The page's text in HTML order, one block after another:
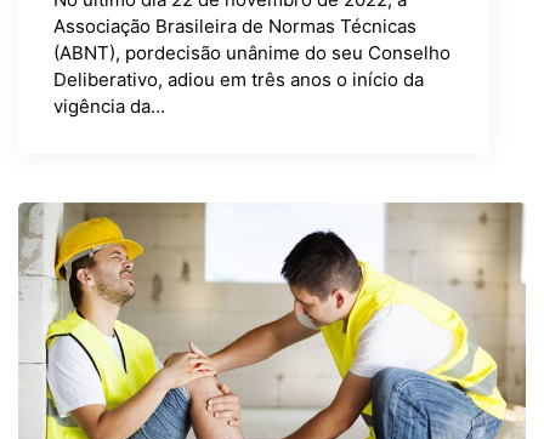
Associação Brasileira de Normas Técnicas
(ABNT), pordecisão unânime do seu Conselho
Deliberativo, adiou em três anos o início da
vigência da…